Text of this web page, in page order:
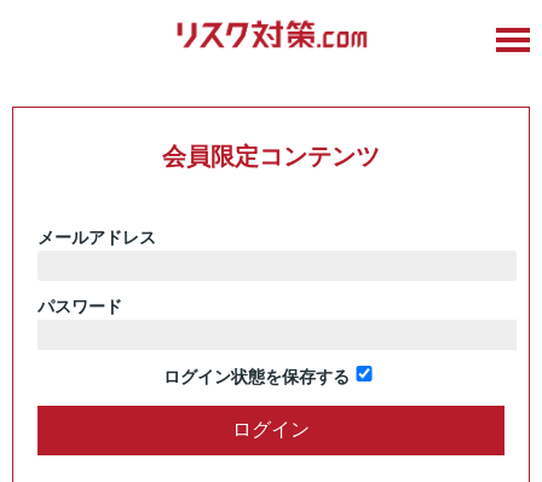
会員限定コンテンツ
メールアドレス
パスワード
ログイン状態を保存する